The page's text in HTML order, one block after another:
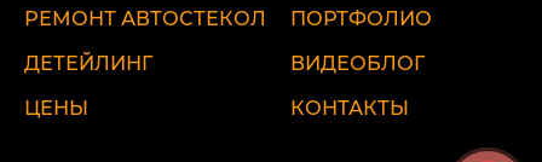
РЕМОНТ АВТОСТЕКОЛ
ДЕТЕЙЛИНГ
ЦЕНЫ
ПОРТФОЛИО
ВИДЕОБЛОГ
КОНТАКТЫ